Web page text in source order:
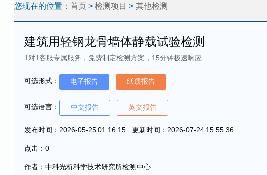
您现在的位置： 首页 > 检测项目 > 其他检测
建筑用轻钢龙骨墙体静载试验检测
1对1客服专属服务，免费制定检测方案，15分钟极速响应
可选形式： 电子报告 纸质报告
可选语言： 中文报告 英文报告
发布时间：2026-05-25 01:16:15 更新时间：2026-07-24 15:55:36
点击：0
作者：中科光析科学技术研究所检测中心